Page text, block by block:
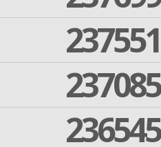
237551
237085
236545